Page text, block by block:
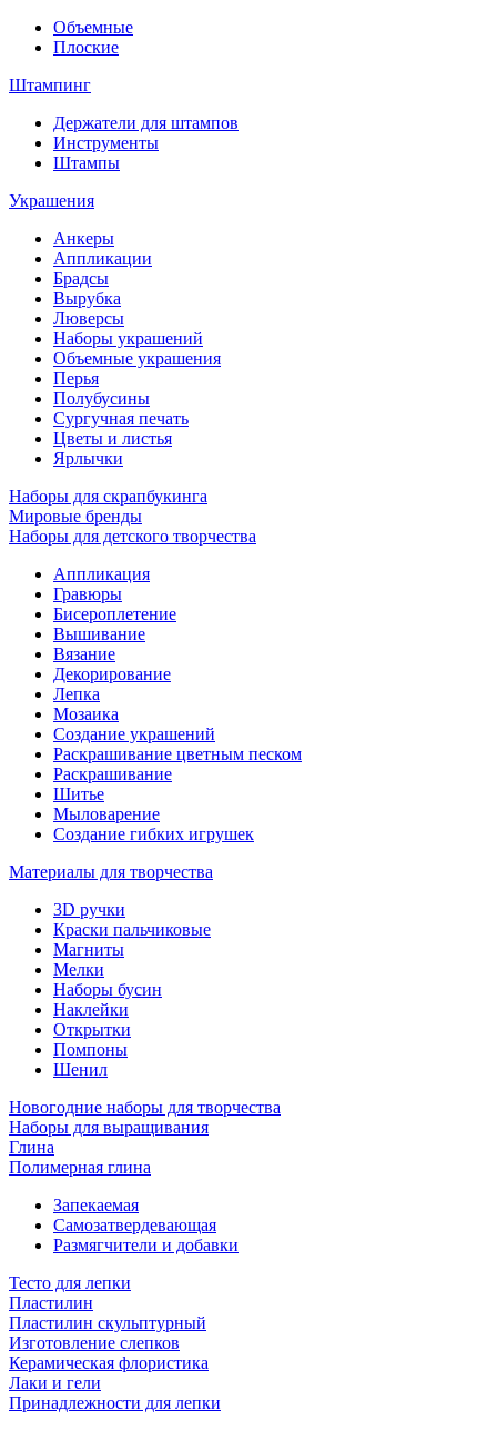
Объемные
Плоские
Штампинг
Держатели для штампов
Инструменты
Штампы
Украшения
Анкеры
Аппликации
Брадсы
Вырубка
Люверсы
Наборы украшений
Объемные украшения
Перья
Полубусины
Сургучная печать
Цветы и листья
Ярлычки
Наборы для скрапбукинга
Мировые бренды
Наборы для детского творчества
Аппликация
Гравюры
Бисероплетение
Вышивание
Вязание
Декорирование
Лепка
Мозаика
Создание украшений
Раскрашивание цветным песком
Раскрашивание
Шитье
Мыловарение
Создание гибких игрушек
Материалы для творчества
3D ручки
Краски пальчиковые
Магниты
Мелки
Наборы бусин
Наклейки
Открытки
Помпоны
Шенил
Новогодние наборы для творчества
Наборы для выращивания
Глина
Полимерная глина
Запекаемая
Самозатвердевающая
Размягчители и добавки
Тесто для лепки
Пластилин
Пластилин скульптурный
Изготовление слепков
Керамическая флористика
Лаки и гели
Принадлежности для лепки